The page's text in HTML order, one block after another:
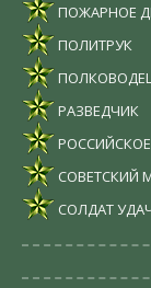
ПОЖАРНОЕ
ПОЛИТРУК
РАЗВЕДЧИК
СОВЕТСКИЙ
СОЛДАТ